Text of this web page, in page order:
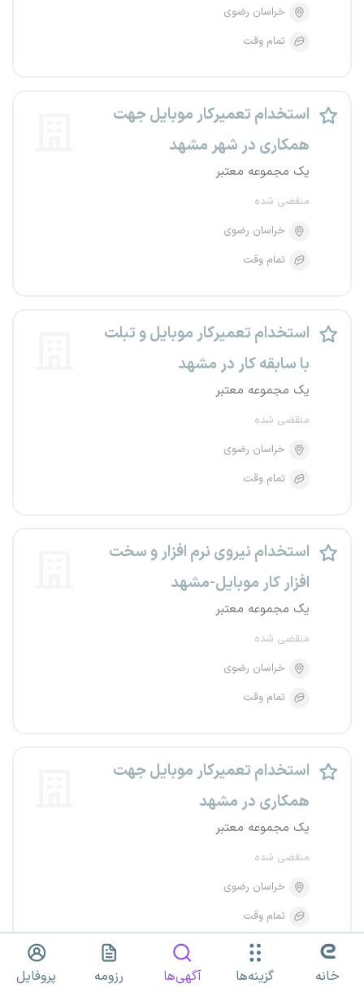
خراسان رضوی
تمام وقت
استخدام تعمیرکار موبایل جهت
همکاری در شهر مشهد
یک مجموعه معتبر
منقضی شده
خراسان رضوی
تمام وقت
استخدام تعمیرکار موبایل و تبلت
با سابقه کار در مشهد
یک مجموعه معتبر
منقضی شده
خراسان رضوی
تمام وقت
استخدام نیروی نرم افزار و سخت
افزار کار موبایل-مشهد
یک مجموعه معتبر
منقضی شده
خراسان رضوی
تمام وقت
استخدام تعمیرکار موبایل جهت
همکاری در مشهد
یک مجموعه معتبر
منقضی شده
خراسان رضوی
تمام وقت
خانه گزینه‌ها آگهی‌ها رزومه پروفایل